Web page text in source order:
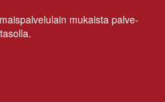
mu­kais­ta pal­ve­